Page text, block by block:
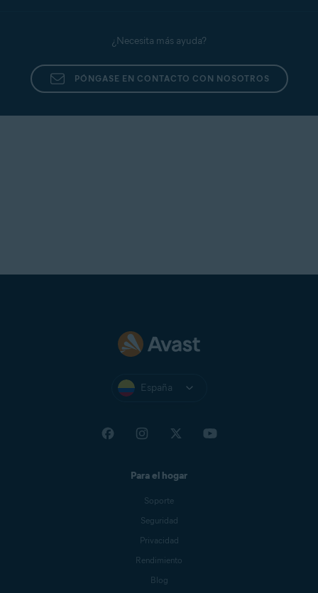
¿Necesita más ayuda?
PÓNGASE EN CONTACTO CON NOSOTROS
España
Para el hogar
Soporte
Seguridad
Privacidad
Rendimiento
Blog